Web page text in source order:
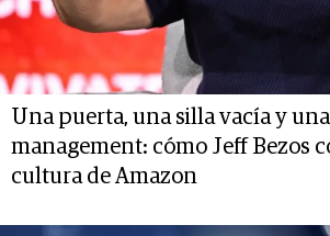
Una puerta, una silla vacía y
management: cómo Jeff Bezos
cultura de Amazon